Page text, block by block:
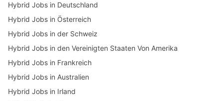
Hybrid Jobs in Deutschland
Hybrid Jobs in Österreich
Hybrid Jobs in der Schweiz
Hybrid Jobs in den Vereinigten Staaten Von Amerika
Hybrid Jobs in Frankreich
Hybrid Jobs in Australien
Hybrid Jobs in Irland